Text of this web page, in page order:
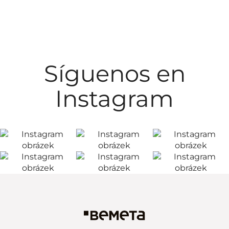
Síguenos en
Instagram